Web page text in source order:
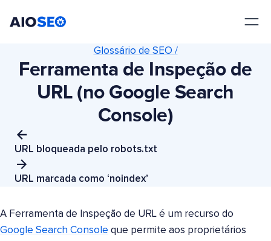
URL bloqueada pelo robots.txt
Glossário de SEO /
Ferramenta de Inspeção de
URL (no Google Search
Console)
URL marcada como ‘noindex’
A Ferramenta de Inspeção de URL é um recurso do
Google Search Console que permite aos proprietários